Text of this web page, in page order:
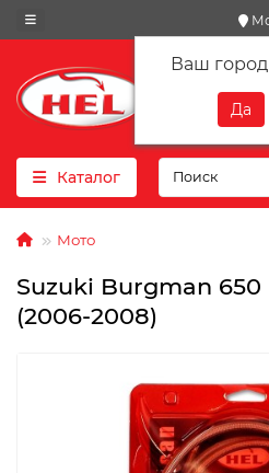
Ваш
Каталог
Мото
Suzuki Burgman 650
(2006-2008)